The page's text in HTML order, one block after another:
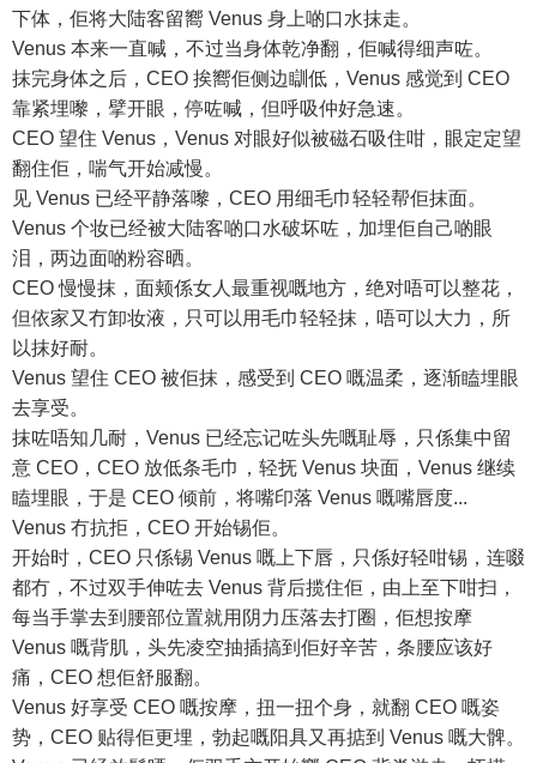
下体，佢将大陆客留嚮 Venus 身上啲口水抹走。
Venus 本来一直喊，不过当身体乾净翻，佢喊得细声咗。
抹完身体之后，CEO 挨嚮佢侧边瞓低，Venus 感觉到 CEO
靠紧埋嚟，擘开眼，停咗喊，但呼吸仲好急速。
CEO 望住 Venus，Venus 对眼好似被磁石吸住咁，眼定定望
翻住佢，喘气开始减慢。
见 Venus 已经平静落嚟，CEO 用细毛巾轻轻帮佢抹面。
Venus 个妆已经被大陆客啲口水破坏咗，加埋佢自己啲眼
泪，两边面啲粉容晒。
CEO 慢慢抹，面颊係女人最重视嘅地方，绝对唔可以整花，
但依家又冇卸妆液，只可以用毛巾轻轻抹，唔可以大力，所
以抹好耐。
Venus 望住 CEO 被佢抹，感受到 CEO 嘅温柔，逐渐瞌埋眼
去享受。
抹咗唔知几耐，Venus 已经忘记咗头先嘅耻辱，只係集中留
意 CEO，CEO 放低条毛巾，轻抚 Venus 块面，Venus 继续
瞌埋眼，于是 CEO 倾前，将嘴印落 Venus 嘅嘴唇度...
Venus 冇抗拒，CEO 开始锡佢。
开始时，CEO 只係锡 Venus 嘅上下唇，只係好轻咁锡，连啜
都冇，不过双手伸咗去 Venus 背后揽住佢，由上至下咁扫，
每当手掌去到腰部位置就用阴力压落去打圈，佢想按摩
Venus 嘅背肌，头先凌空抽插搞到佢好辛苦，条腰应该好
痛，CEO 想佢舒服翻。
Venus 好享受 CEO 嘅按摩，扭一扭个身，就翻 CEO 嘅姿
势，CEO 贴得佢更埋，勃起嘅阳具又再掂到 Venus 嘅大髀。